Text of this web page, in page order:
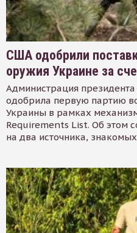
США одобрили
оружия Украине за
Администрация
одобрила первую партию
Украины в рамках
Requirements List. Об этом
на два источника,